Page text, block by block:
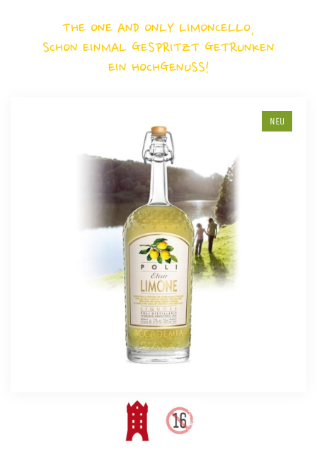
THE ONE AND ONLY LIMONCELLO,
SCHON EINMAL GESPRITZT GETRUNKEN
EIN HOCHGENUSS!
NEU